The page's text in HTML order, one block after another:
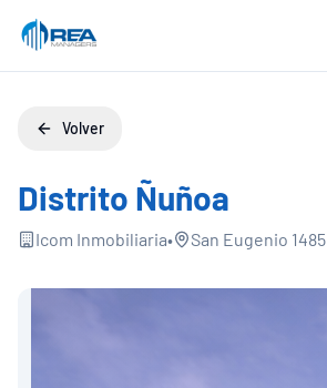
Volver
Distrito Ñuñoa
Icom Inmobiliaria• San Eugenio 1485